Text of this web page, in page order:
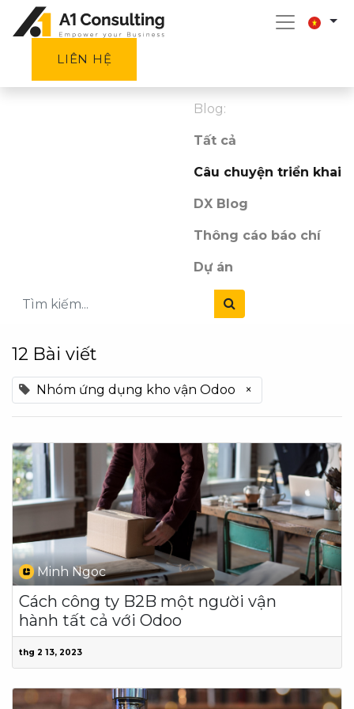
LIÊN HỆ
Blog:
Tất cả
Câu chuyện triển khai
DX Blog
Thông cáo báo chí
Dự án
12 Bài viết
Nhóm ứng dụng kho vận Odoo ×
Minh Ngoc
Cách công ty B2B một người vận
hành tất cả với Odoo
thg 2 13, 2023